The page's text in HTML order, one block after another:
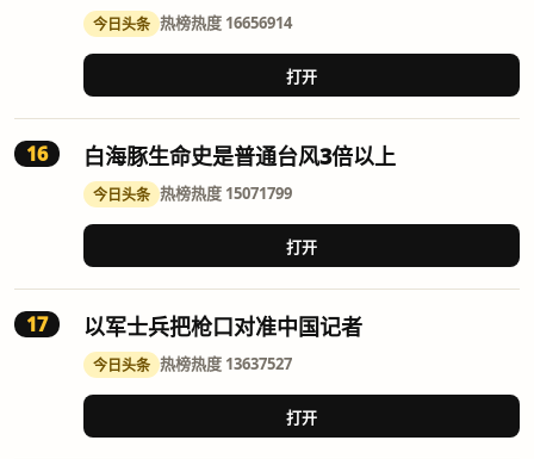
今日头条 热榜热度 16656914
打开
16 白海豚生命史是普通台风3倍以上
今日头条 热榜热度 15071799
打开
17 以军士兵把枪口对准中国记者
今日头条 热榜热度 13637527
打开